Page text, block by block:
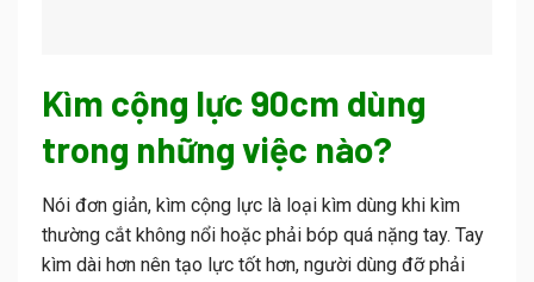
Kìm cộng lực 90cm dùng
trong những việc nào?
Nói đơn giản, kìm cộng lực là loại kìm dùng khi kìm
thường cắt không nổi hoặc phải bóp quá nặng tay. Tay
kìm dài hơn nên tạo lực tốt hơn, người dùng đỡ phải